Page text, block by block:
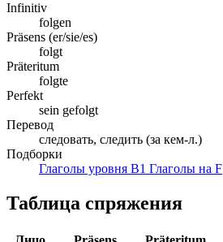
Infinitiv
folgen
Präsens (er/sie/es)
folgt
Präteritum
folgte
Perfekt
sein gefolgt
Перевод
следовать, следить (за кем-л.)
Подборки
Глаголы уровня B1 Глаголы на F
Таблица спряжения